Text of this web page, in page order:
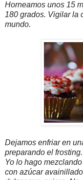
Horneamos unos 15
180 grados. Vigilar la
mundo.
Dejamos enfriar en
preparando el frosting.
Yo lo hago
con azúcar